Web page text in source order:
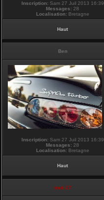
Inscription:Sam 27 Juil 2013 16:39
Messages: 28
Localisation:Bretagne
Haut
Ben
Inscription:Sam 27 Juil 2013 16:39
Messages: 28
Localisation:Bretagne
Haut
touti-17